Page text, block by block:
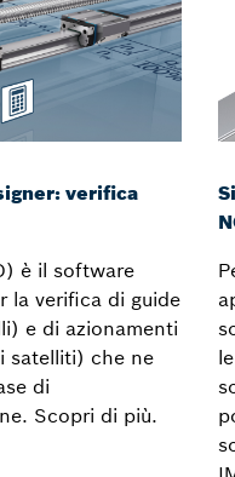
verifica
è il software
la verifica di guide
e di azionamenti
satelliti) che ne
di
Scopri di più.